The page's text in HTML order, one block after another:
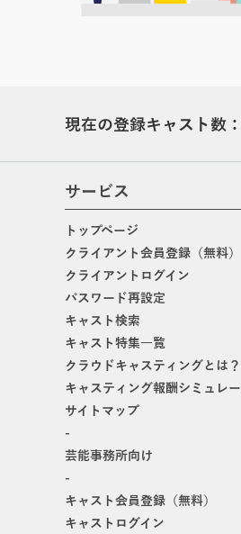
現在の登録キャスト数：
サービス
トップページ
クライアント会員登録（無料）
クライアントログイン
パスワード再設定
キャスト検索
キャスト特集一覧
クラウドキャスティングとは？
キャスティング報酬シミュレ
サイトマップ
-
芸能事務所向け
-
キャスト会員登録（無料）
キャストログイン